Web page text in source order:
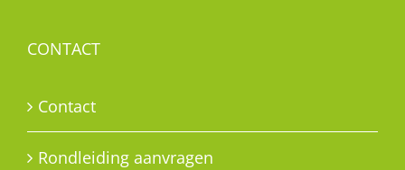
CONTACT
Contact
Rondleiding aanvragen